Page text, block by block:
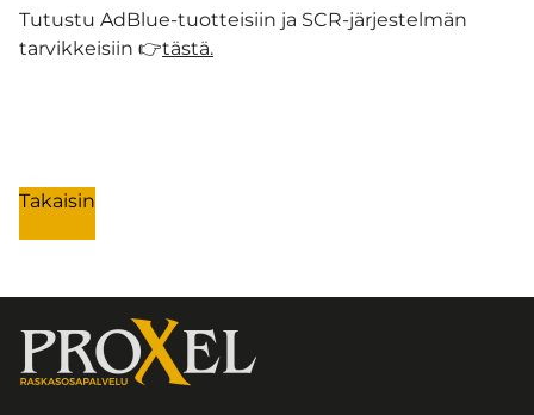
Tutustu AdBlue-tuotteisiin ja SCR-järjestelmän
tarvikkeisiin 👉tästä.
Takaisin